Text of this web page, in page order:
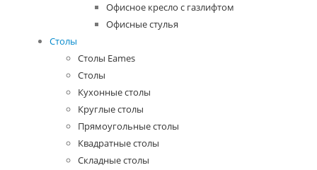
Офисное кресло с газлифтом
Офисные стулья
Столы
Столы Eames
Столы
Кухонные столы
Круглые столы
Прямоугольные столы
Квадратные столы
Складные столы